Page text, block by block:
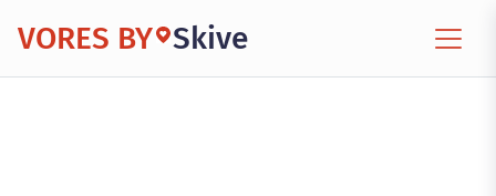
VORES BY Skive